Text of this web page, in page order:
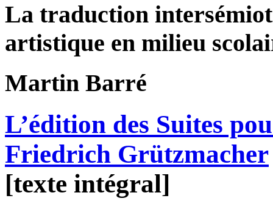
La traduction
artistique en milieu
Martin Barré
L’édition des Suites
Friedrich Grützmacher
[texte intégral]